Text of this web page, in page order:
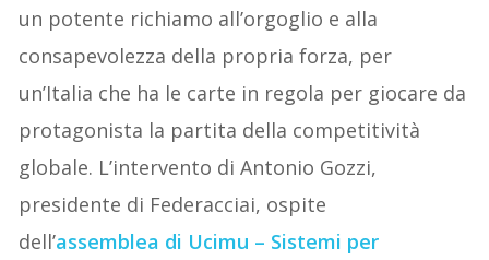
un potente richiamo all’orgoglio e alla
consapevolezza della propria forza, per
un’Italia che ha le carte in regola per giocare da
protagonista la partita della competitività
globale. L’intervento di Antonio Gozzi,
presidente di Federacciai, ospite
dell’assemblea di Ucimu – Sistemi per